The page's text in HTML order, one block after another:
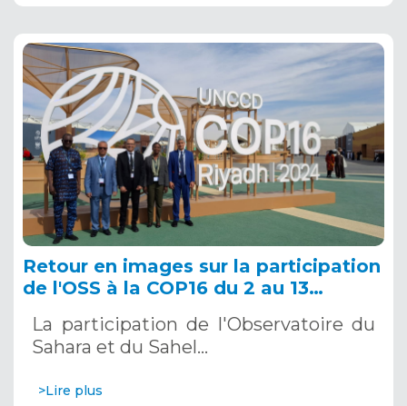
Retour en images sur la participation
de l'OSS à la COP16 du 2 au 13
Saoudite
La participation de l'Observatoire du
Sahara et du Sahel…
>Lire plus